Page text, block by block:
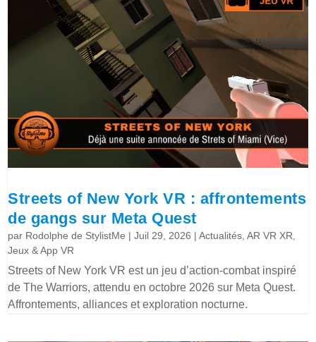
Streets of New York VR : affrontements
de gangs sur Meta Quest
par Rodolphe de StylistMe |Juil 29, 2026 |Actualités,AR VR XR,
Jeux & App VR
Streets of New York VR est un jeu d’action-combat inspiré
de The Warriors, attendu en octobre 2026 sur Meta Quest.
Affrontements, alliances et exploration nocturne.